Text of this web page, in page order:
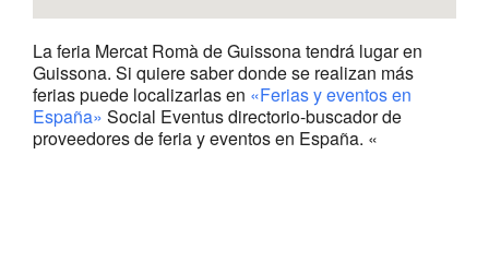
La feria Mercat Romà de Guissona tendrá lugar en
Guissona. Si quiere saber donde se realizan más
ferias puede localizarlas en «Ferias y eventos en
España» Social Eventus directorio-buscador de
proveedores de feria y eventos en España. «